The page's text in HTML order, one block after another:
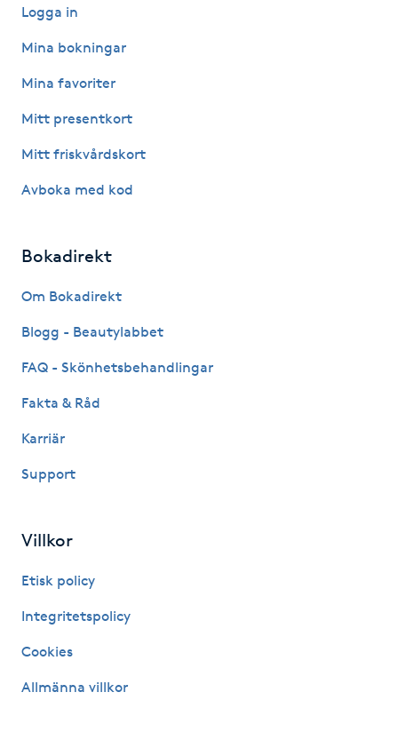
LPG
LPG-behandling
LPG-massage
Läpptatuering
M
Makeup
Medial vägledning
Meditation
Logga in
Mina bokningar
Mina favoriter
Mitt presentkort
Mitt friskvårdskort
Avboka med kod
Bokadirekt
Om Bokadirekt
Blogg - Beautylabbet
FAQ - Skönhetsbehandlingar
Fakta & Råd
Karriär
Support
Villkor
Etisk policy
Integritetspolicy
Cookies
Allmänna villkor